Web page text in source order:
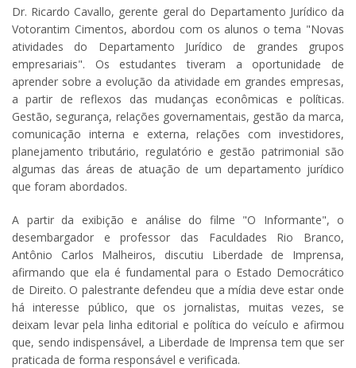
Dr. Ricardo Cavallo, gerente geral do Departamento Jurídico da
Votorantim Cimentos, abordou com os alunos o tema "Novas
atividades do Departamento Jurídico de grandes grupos
empresariais". Os estudantes tiveram a oportunidade de
aprender sobre a evolução da atividade em grandes empresas,
a partir de reflexos das mudanças econômicas e políticas.
Gestão, segurança, relações governamentais, gestão da marca,
comunicação interna e externa, relações com investidores,
planejamento tributário, regulatório e gestão patrimonial são
algumas das áreas de atuação de um departamento jurídico
que foram abordados.
A partir da exibição e análise do filme "O Informante", o
desembargador e professor das Faculdades Rio Branco,
Antônio Carlos Malheiros, discutiu Liberdade de Imprensa,
afirmando que ela é fundamental para o Estado Democrático
de Direito. O palestrante defendeu que a mídia deve estar onde
há interesse público, que os jornalistas, muitas vezes, se
deixam levar pela linha editorial e política do veículo e afirmou
que, sendo indispensável, a Liberdade de Imprensa tem que ser
praticada de forma responsável e verificada.